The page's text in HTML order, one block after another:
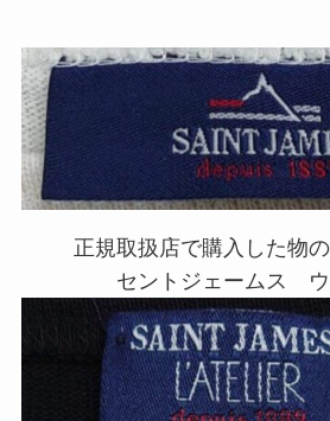
正規取扱店で購入した物
セントジェームス